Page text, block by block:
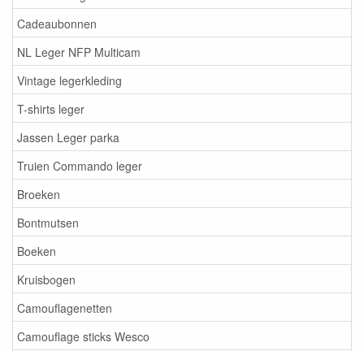
Cadeaubonnen
NL Leger NFP Multicam
Vintage legerkleding
T-shirts leger
Jassen Leger parka
Truien Commando leger
Broeken
Bontmutsen
Boeken
Kruisbogen
Camouflagenetten
Camouflage sticks Wesco